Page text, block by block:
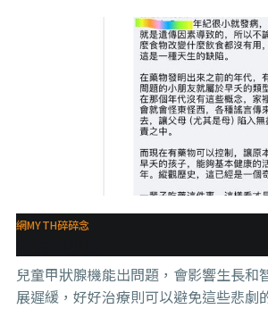
響vit D的合成的，反而還有一些研究發
液中的濃度（當然，這不是鼓勵你吃
vit D，只是說剛好發現到有這樣的正面效果） . . .
種是 PCSK9，這類藥物對vit D並沒有
藥物因為原理是通過在腸道中結合膽酸
迫使身體使用膽固醇來合成新的膽酸，
所以這一種藥物確實會影響vit D的 #吸收， 對，是
了，並不會影響 #合成，你有曬太陽，
造vit D的。 。 而且這種藥物影響的是全體的油溶性維生素
A、D、E、K的吸收，不只是D罷了。
網MYTH碎碎念
兒童甲狀腺機能出問題，會影響生長和
展遲緩，好好治療則可以避免這些悲劇的發生。